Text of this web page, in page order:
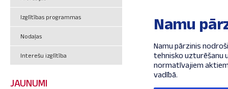
Izglītības programmas
Nodaļas
Interešu izglītība
JAUNUMI
Namu
Namu pārzinis
tehnisko uzturēšanu
normatīvajiem
vadībā.